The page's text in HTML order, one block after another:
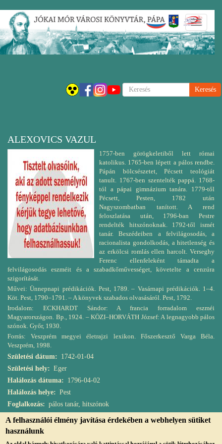
Ugrás
tartalomra
Keresés
ALEXOVICS VAZUL
1757-ben görögkeletiből lett római
katolikus. 1765-ben lépett a pálos rendbe.
Pápán bölcsészetet, Pécsett teológiát
tanult. 1767-ben szentelték pappá. 1768-
tól a pápai gimnázium tanára. 1779-től
Pécsett, Pesten, 1782 után
Nagyszombatban tanított. A rend
feloszlatása után, 1796-ban Pestre
rendelték hitszónoknak. 1792-től ismét
tanár. Beszédeiben a felvilágosodás, a
racionalista gondolkodás, a hitetlenség és
az erkölcsi romlás ellen harcolt. Verseghy
Ferenc ellenfeleként támadta a
felvilágosodás eszméit és a szabadkőművességet, követelte a cenzúra
szigorítását.
Művei: Ünnepnapi prédikációk. Pest, 1789. – Vasárnapi prédikációk. 1–4.
Köt. Pest, 1790–1791. – A könyvek szabados olvasásáról. Pest, 1792.
Irodalom: ECKHARDT Sándor: A francia forradalom eszméi
Magyarországon. Bp., 1924. – KÖZI–HORVÁTH József: A legnagyobb pálos
szónok. Győr, 1930.
Forrás: Veszprém megyei életrajzi lexikon. Főszerkesztő Varga Béla.
Veszprém, 1998.
Születési dátum
1742-01-04
Születési hely
Eger
Halálozás dátuma
1796-04-02
Halálozás helye
Pest
Foglalkozás
pálos tanár, hitszónok
A felhasználói élmény javítása érdekében a webhelyen sütiket
használunk